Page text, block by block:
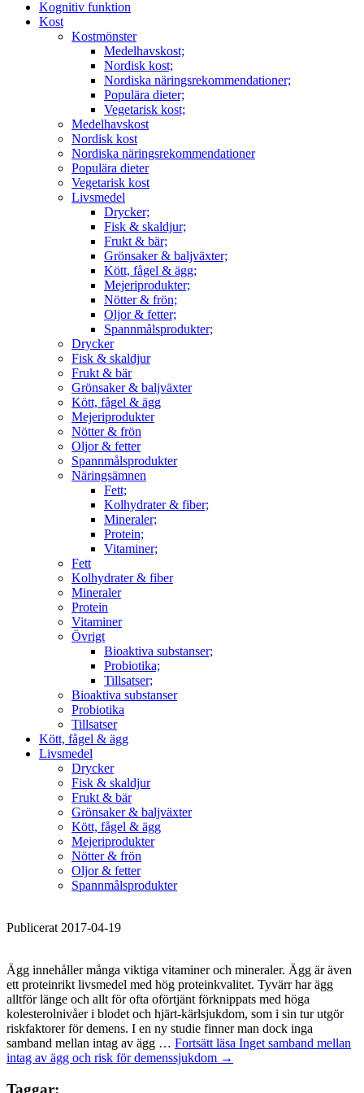
Kognitiv funktion
Kost
Kostmönster
Medelhavskost;
Nordisk kost;
Nordiska näringsrekommendationer;
Populära dieter;
Vegetarisk kost;
Medelhavskost
Nordisk kost
Nordiska näringsrekommendationer
Populära dieter
Vegetarisk kost
Livsmedel
Drycker;
Fisk & skaldjur;
Frukt & bär;
Grönsaker & baljväxter;
Kött, fågel & ägg;
Mejeriprodukter;
Nötter & frön;
Oljor & fetter;
Spannmålsprodukter;
Drycker
Fisk & skaldjur
Frukt & bär
Grönsaker & baljväxter
Kött, fågel & ägg
Mejeriprodukter
Nötter & frön
Oljor & fetter
Spannmålsprodukter
Näringsämnen
Fett;
Kolhydrater & fiber;
Mineraler;
Protein;
Vitaminer;
Fett
Kolhydrater & fiber
Mineraler
Protein
Vitaminer
Övrigt
Bioaktiva substanser;
Probiotika;
Tillsatser;
Bioaktiva substanser
Probiotika
Tillsatser
Kött, fågel & ägg
Livsmedel
Drycker
Fisk & skaldjur
Frukt & bär
Grönsaker & baljväxter
Kött, fågel & ägg
Mejeriprodukter
Nötter & frön
Oljor & fetter
Spannmålsprodukter
Publicerat 2017-04-19
Ägg innehåller många viktiga vitaminer och mineraler. Ägg är även
ett proteinrikt livsmedel med hög proteinkvalitet. Tyvärr har ägg
alltför länge och allt för ofta oförtjänt förknippats med höga
kolesterolnivåer i blodet och hjärt-kärlsjukdom, som i sin tur utgör
riskfaktorer för demens. I en ny studie finner man dock inga
samband mellan intag av ägg … Fortsätt läsa Inget samband mellan
intag av ägg och risk för demenssjukdom →
Taggar: